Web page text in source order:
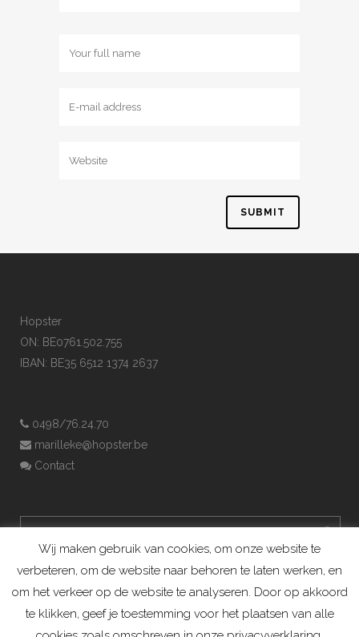
Hopster
ON: BE0761.502.755
IBAN: BE35 6512 1374 2637
0498/76.24.70
marilleke@hopster.be
Contact
Wij maken gebruik van cookies, om onze website te
verbeteren, om de website naar behoren te laten werken, en
om het verkeer op de website te analyseren. Door op akkoord
te klikken, geef je toestemming voor het plaatsen van alle